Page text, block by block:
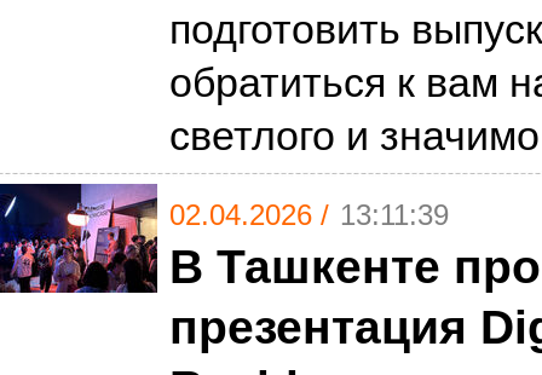
подготовить
обратиться к вам
светлого и
02.04.2026 / 13:11:39
В Ташкенте
презентация